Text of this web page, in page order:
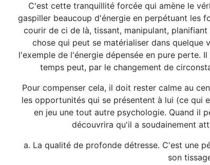
C'est cette tranquillité forcée qui amène le
gaspiller beaucoup d'énergie en perpétuant les
courir de ci de là, tissant, manipulant,
chose qui peut se matérialiser dans
l'exemple de l'énergie dépensée en pure perte.
temps peut, par le changement de
Pour compenser cela, il doit rester calme au
les opportunités qui se présentent à lui (ce qui
en jeu une tout autre psychologie. Quand il
découvrira qu'il a soudainement
a. La qualité de profonde détresse. C'est une
son